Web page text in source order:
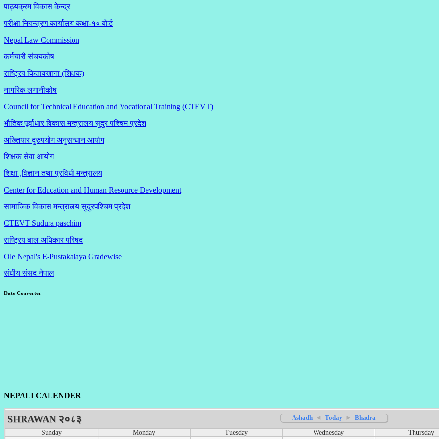
पाठ्यक्रम विकास केन्द्र
परीक्षा नियन्त्रण कार्यालय कक्षा-१०बोर्ड
Nepal Law Commission
कर्मचारी संचयकोष
राष्ट्रिय कितावखाना (शिक्षक)
नागरिक लगानीकोष
Council for Technical Education and Vocational Training (CTEVT)
भौतिक पूर्वाधार विकास मन्त्रालय सुदुर पश्चिम प्रदेश
अख्तियार दुरुपयोग अनुसन्धान आयोग
शिक्षक सेवा आयोग
शिक्षा ,विज्ञान तथा प्रविधी मन्त्रालय
Center for Education and Human Resource Development
सामाजिक विकास मन्त्रालय सुदुरपश्चिम प्रदेश
CTEVT Sudura paschim
राष्ट्रिय बाल अधिकार परिषद
Ole Nepal's E-Pustakalaya Gradewise
संघीय संसद नेपाल
Date Converter
NEPALI CALENDER